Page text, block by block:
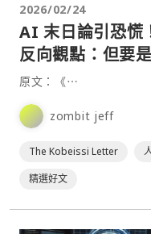
2026/02/24
AI 末日論引恐
反向觀點：但要
原文：《⋯
zombit jeff
The Kobeissi Letter
精選好文